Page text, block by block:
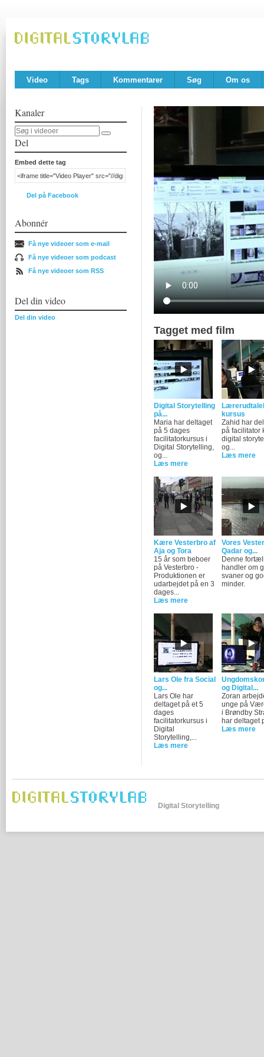
Video Tags Kommentarer Søg Om os
Kanaler
Del
Embed dette tag
Del på Facebook
Abonnér
Få nye videoer som e-mail
Få nye videoer som podcast
Få nye videoer som RSS
Del din video
Del din video
Tagget med film
Digital Storytelling
på...
Maria har deltaget
på 5 dages
facilitatorkursus i
Digital Storytelling,
og...
Læs mere
kursus
Zahid har
på facilitator
digital
og...
Læs mere
Kære Vesterbro af
Aja og Tora
15 år som beboer
på Vesterbro -
Produktionen er
udarbejdet på en 3
dages...
Læs mere
Vores
Qadar og...
Denne
handler om
svaner og
minder.
Lars Ole fra Social
og...
Lars Ole har
deltaget på et 5
dages
facilitatorkursus i
Digital
Storytelling,...
Læs mere
og Digital...
Zoran
unge på
i Brøndby
har deltaget
Læs mere
Digital Storytelling